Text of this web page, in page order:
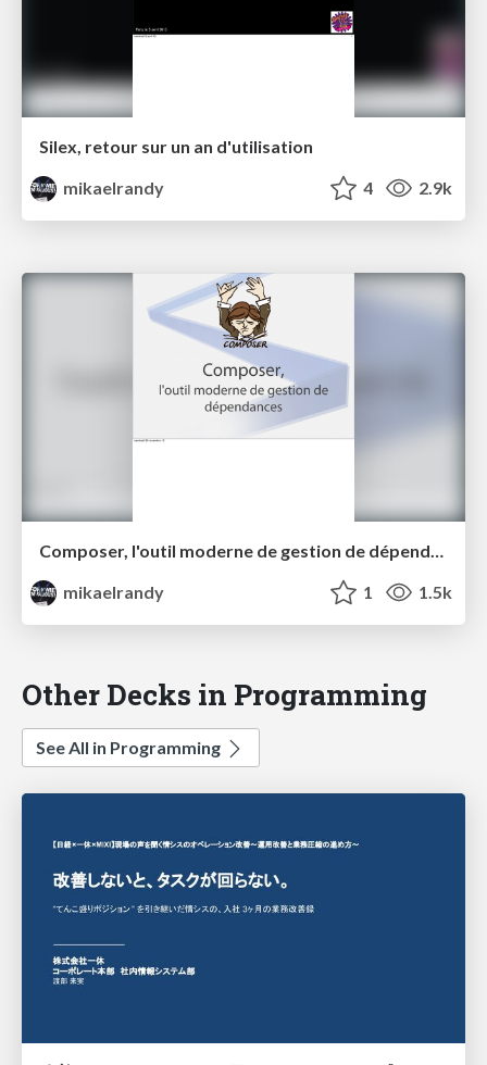
Silex, retour sur un an d'utilisation
mikaelrandy
4 2.9k
Composer, l'outil moderne de gestion de dépendances pour vos projets PHP
mikaelrandy
1 1.5k
Other Decks in Programming
See All in Programming